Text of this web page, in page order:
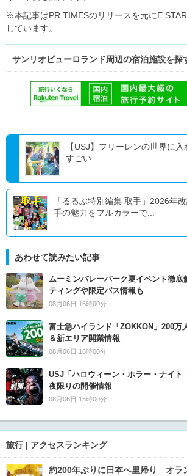
※本記事はPR TIMESのリリースを元にE
しています。
サンリオピューロランド周辺の宿泊施設を探
【USJ】フリーレンの世界に
すごい
「るるぶ特別編集 取手」2026年
手の魅力をフルカラーで...
あわせて読みたい記事
ムーミンバレーパーク夏イベント徹底
ティングや限定パス情報も
08月06日 16時00分
富士急ハイランド「ZOKKON」200万
＆新エリア開業情報
08月06日 16時00分
USJ「ハロウィーン・ホラー・ナイト
夜限りの開催情報
08月06日 15時00分
旅行 | アクセスランキング
約200年ぶりに日本へ里帰り オラ